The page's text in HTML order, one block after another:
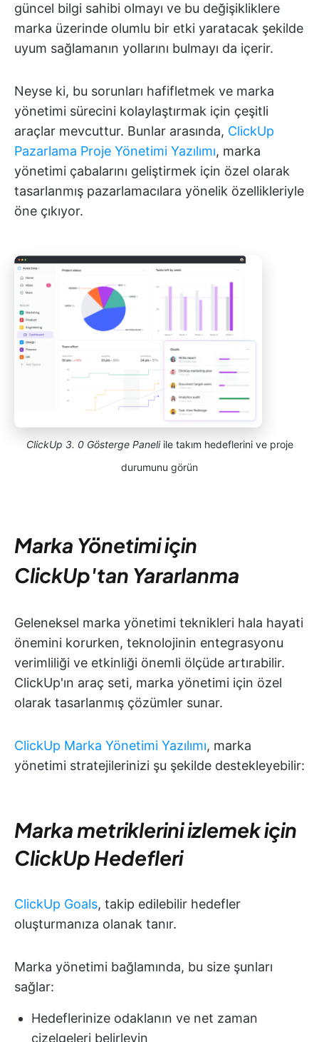
güncel bilgi sahibi olmayı ve bu değişikliklere
marka üzerinde olumlu bir etki yaratacak şekilde
uyum sağlamanın yollarını bulmayı da içerir.
Neyse ki, bu sorunları hafifletmek ve marka
yönetimi sürecini kolaylaştırmak için çeşitli
araçlar mevcuttur. Bunlar arasında, ClickUp
Pazarlama Proje Yönetimi Yazılımı, marka
yönetimi çabalarını geliştirmek için özel olarak
tasarlanmış pazarlamacılara yönelik özellikleriyle
öne çıkıyor.
ClickUp 3. 0 Gösterge Paneliile takım hedeflerini ve proje
durumunu görün
Marka Yönetimi için
ClickUp'tan Yararlanma
Geleneksel marka yönetimi teknikleri hala hayati
önemini korurken, teknolojinin entegrasyonu
verimliliği ve etkinliği önemli ölçüde artırabilir.
ClickUp'ın araç seti, marka yönetimi için özel
olarak tasarlanmış çözümler sunar.
ClickUp Marka Yönetimi Yazılımı, marka
yönetimi stratejilerinizi şu şekilde destekleyebilir:
Marka metriklerini izlemek için
ClickUp Hedefleri
ClickUp Goals, takip edilebilir hedefler
oluşturmanıza olanak tanır.
Marka yönetimi bağlamında, bu size şunları
sağlar:
Hedeflerinize odaklanın ve net zaman
çizelgeleri belirleyin